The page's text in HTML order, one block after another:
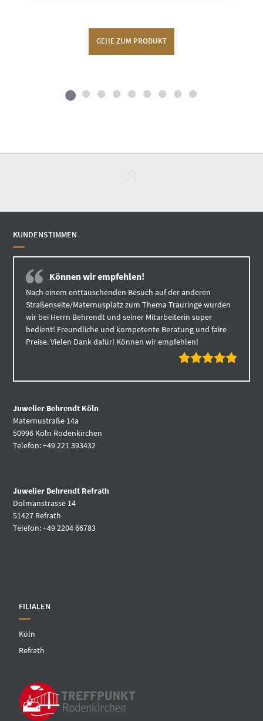
GEHE ZUM PRODUKT
KUNDENSTIMMEN
Können wir empfehlen!
Nach einem enttäuschenden Besuch auf der anderen
Straßenseite/Maternusplatz zum Thema Trauringe wurden
wir bei Herrn Behrendt und seiner Mitarbeiterin super
bedient! Freundliche und kompetente Beratung und faire
Preise. Vielen Dank dafür! Können wir empfehlen!
Juwelier Behrendt Köln
Maternustraße 14a
50996 Köln Rodenkirchen
Telefon: +49 221 393432
Juwelier Behrendt Refrath
Dolmanstrasse 14
51427 Refrath
Telefon: +49 2204 66783
FILIALEN
Köln
Refrath